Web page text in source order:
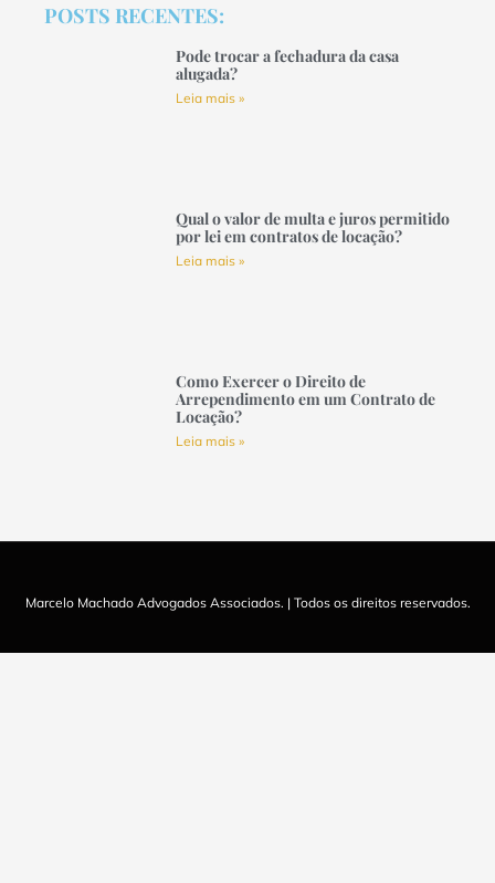
POSTS RECENTES:
Pode trocar a fechadura da casa
alugada?
Leia mais »
Qual o valor de multa e juros permitido
por lei em contratos de locação?
Leia mais »
Como Exercer o Direito de
Arrependimento em um Contrato de
Locação?
Leia mais »
Marcelo Machado Advogados Associados. | Todos os direitos reservados.